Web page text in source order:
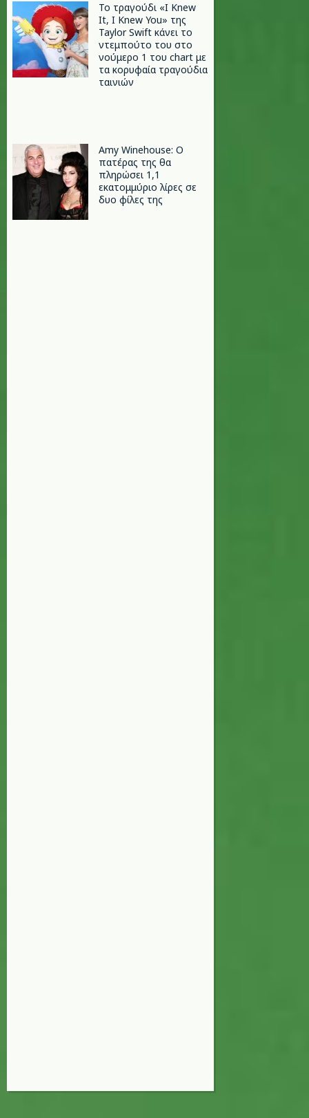
Το τραγούδι «I Knew
It, I Knew You» της
Taylor Swift κάνει το
ντεμπούτο του στο
νούμερο 1 του chart με
τα κορυφαία τραγούδια
ταινιών
Amy Winehouse: Ο
πατέρας της θα
πληρώσει 1,1
εκατομμύριο λίρες σε
δυο φίλες της